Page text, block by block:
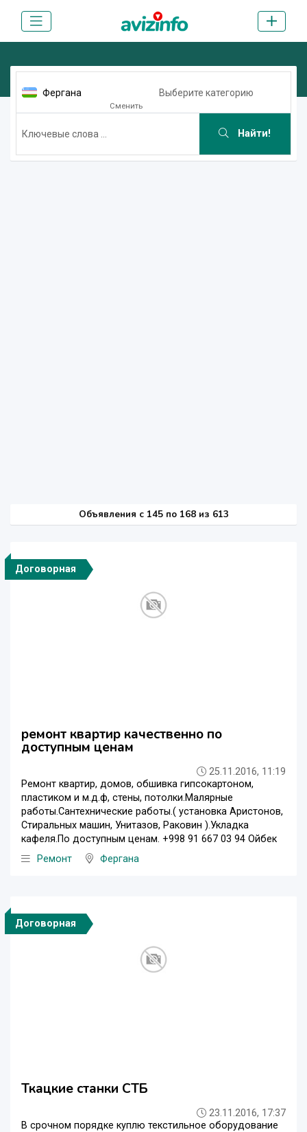
Фергана
Сменить
Выберите категорию
Найти!
Объявления c 145 по 168 из 613
Договорная
ремонт квартир качественно по
доступным ценам
25.11.2016, 11:19
Ремонт квартир, домов, обшивка гипсокартоном,
пластиком и м.д.ф, стены, потолки.Малярные
работы.Сантехнические работы.( установка Аристонов,
Стиральных машин, Унитазов, Раковин ).Укладка
кафеля.По доступным ценам. +998 91 667 03 94 Ойбек
Ремонт
Фергана
Договорная
Ткацкие станки СТБ
23.11.2016, 17:37
В срочном порядке куплю текстильное оборудование